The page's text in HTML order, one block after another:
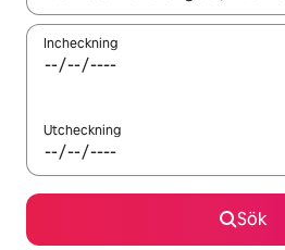
Incheckning
Utcheckning
Sök